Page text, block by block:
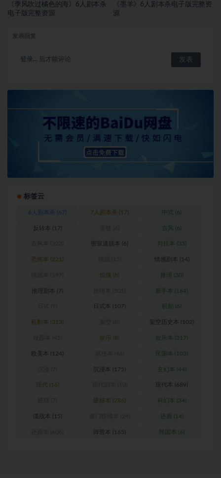
《季风吹过橘色的海》6人剧本杀
电子版完整资源
《墨羊》6人剧本杀电子版完整资
源
登录... 后才能评论
标签云
6人剧本杀 (67) 7人剧本杀 (17) 中式 (6)
反转本 (17) 古风 (6)
密室逃脱本 (6) 对抗本 (33)
恐怖本 (221) 情感剧本 (14)
惊悚 (8) 推理 (30)
推理剧本 (7) 新手本 (164)
日式本 (107) 机制 (6)
机制本 (313) 架空历史本 (102)
欢乐 (8) 欢乐本 (317)
欧美本 (124) 民国本 (103)
沉浸本 (175) 玄幻本 (44)
现代 (16) 现代本 (689)
硬核本 (286) 科幻本 (34)
谍战本 (15) 还原 (14)
阵营本 (165) 韩国本 (6)